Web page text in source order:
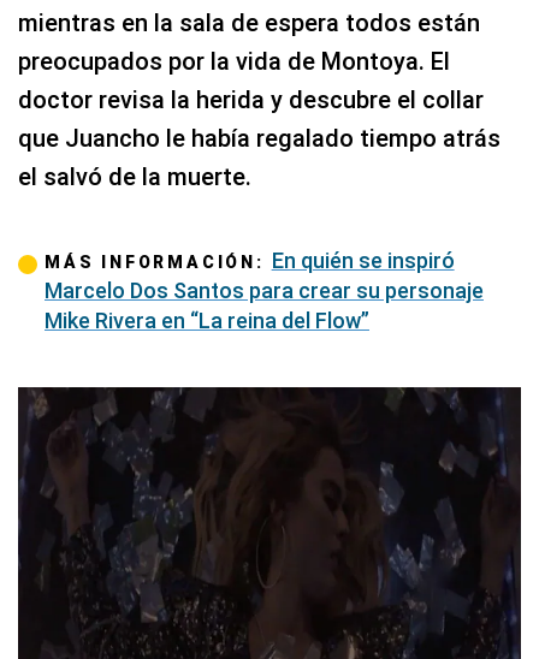
mientras en la sala de espera todos están
preocupados por la vida de Montoya. El
doctor revisa la herida y descubre el collar
que Juancho le había regalado tiempo atrás
el salvó de la muerte.
MÁS INFORMACIÓN: En quién se inspiró
Marcelo Dos Santos para crear su personaje
Mike Rivera en “La reina del Flow”